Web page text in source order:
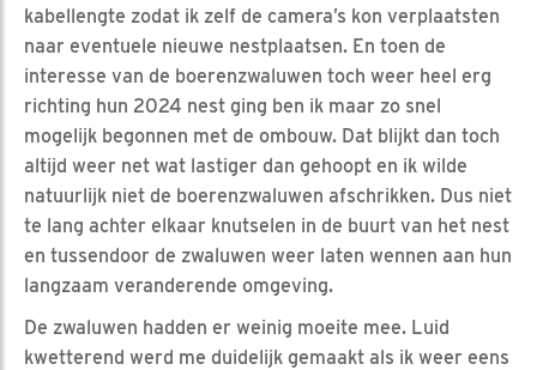
kabellengte zodat ik zelf de camera’s kon verplaatsten
naar eventuele nieuwe nestplaatsen. En toen de
interesse van de boerenzwaluwen toch weer heel erg
richting hun 2024 nest ging ben ik maar zo snel
mogelijk begonnen met de ombouw. Dat blijkt dan toch
altijd weer net wat lastiger dan gehoopt en ik wilde
natuurlijk niet de boerenzwaluwen afschrikken. Dus niet
te lang achter elkaar knutselen in de buurt van het nest
en tussendoor de zwaluwen weer laten wennen aan hun
langzaam veranderende omgeving.
De zwaluwen hadden er weinig moeite mee. Luid
kwetterend werd me duidelijk gemaakt als ik weer eens